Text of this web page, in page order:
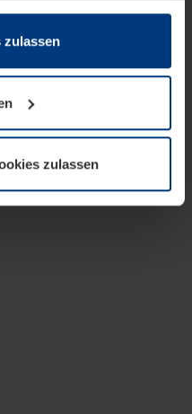
Dienste gesammelt
Seite unbedingt
Cookie-Typen benötigen
können Sie jederzeit
Website ändern oder
zulassen
zulassen